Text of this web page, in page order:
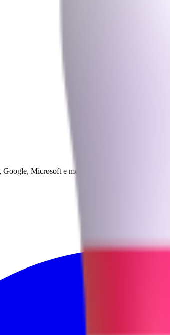
Microsoft e muito mais, tudo em um só lugar.